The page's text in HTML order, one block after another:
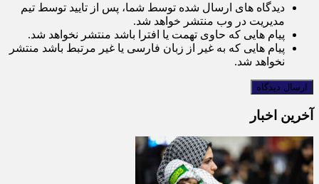
دیدگاه های ارسال شده توسط شما، پس از تایید توسط تیم
مدیریت در وب منتشر خواهد شد.
پیام هایی که حاوی تهمت یا افترا باشد منتشر نخواهد شد.
پیام هایی که به غیر از زبان فارسی یا غیر مرتبط باشد منتشر
نخواهد شد.
آخرین اخبار